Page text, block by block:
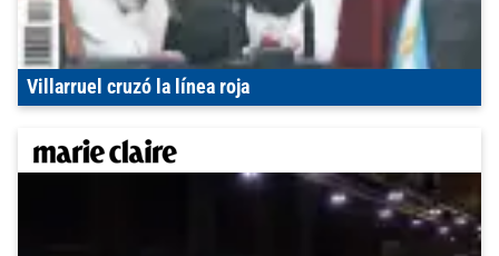
Villarruel cruzó la línea roja